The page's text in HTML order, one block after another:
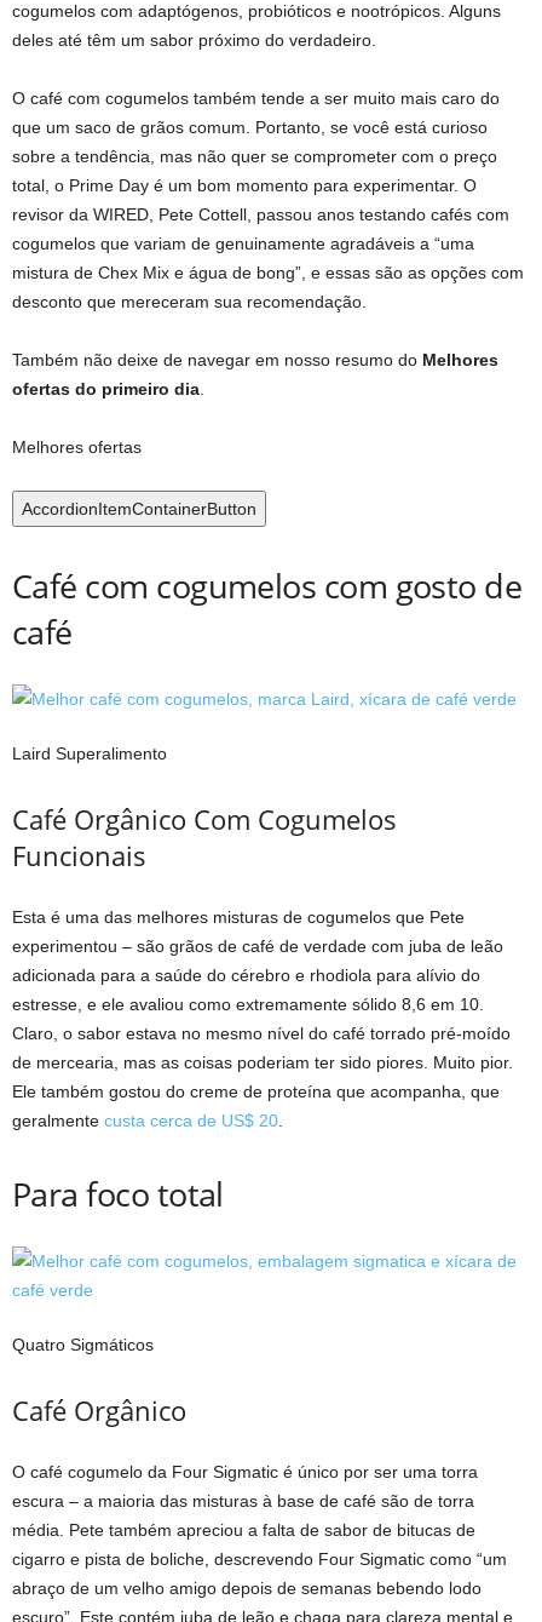
cogumelos com adaptógenos, probióticos e nootrópicos. Alguns
deles até têm um sabor próximo do verdadeiro.
O café com cogumelos também tende a ser muito mais caro do
que um saco de grãos comum. Portanto, se você está curioso
sobre a tendência, mas não quer se comprometer com o preço
total, o Prime Day é um bom momento para experimentar. O
revisor da WIRED, Pete Cottell, passou anos testando cafés com
cogumelos que variam de genuinamente agradáveis ​​a “uma
mistura de Chex Mix e água de bong”, e essas são as opções com
desconto que mereceram sua recomendação.
Também não deixe de navegar em nosso resumo do Melhores
ofertas do primeiro dia
Melhores ofertas
AccordionItemContainerButton
Café com cogumelos com gosto de
café
Laird Superalimento
Café Orgânico Com Cogumelos
Funcionais
Esta é uma das melhores misturas de cogumelos que Pete
experimentou – são grãos de café de verdade com juba de leão
adicionada para a saúde do cérebro e rhodiola para alívio do
estresse, e ele avaliou como extremamente sólido 8,6 em 10.
Claro, o sabor estava no mesmo nível do café torrado pré-moído
de mercearia, mas as coisas poderiam ter sido piores. Muito pior.
Ele também gostou do creme de proteína que acompanha, que
geralmente custa cerca de US$ 20
Para foco total
Quatro Sigmáticos
Café Orgânico
O café cogumelo da Four Sigmatic é único por ser uma torra
escura – a maioria das misturas à base de café são de torra
média. Pete também apreciou a falta de sabor de bitucas de
cigarro e pista de boliche, descrevendo Four Sigmatic como “um
abraço de um velho amigo depois de semanas bebendo lodo
escuro”. Este contém juba de leão e chaga para clareza mental e